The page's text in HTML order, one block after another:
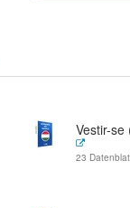
Vestir-
23